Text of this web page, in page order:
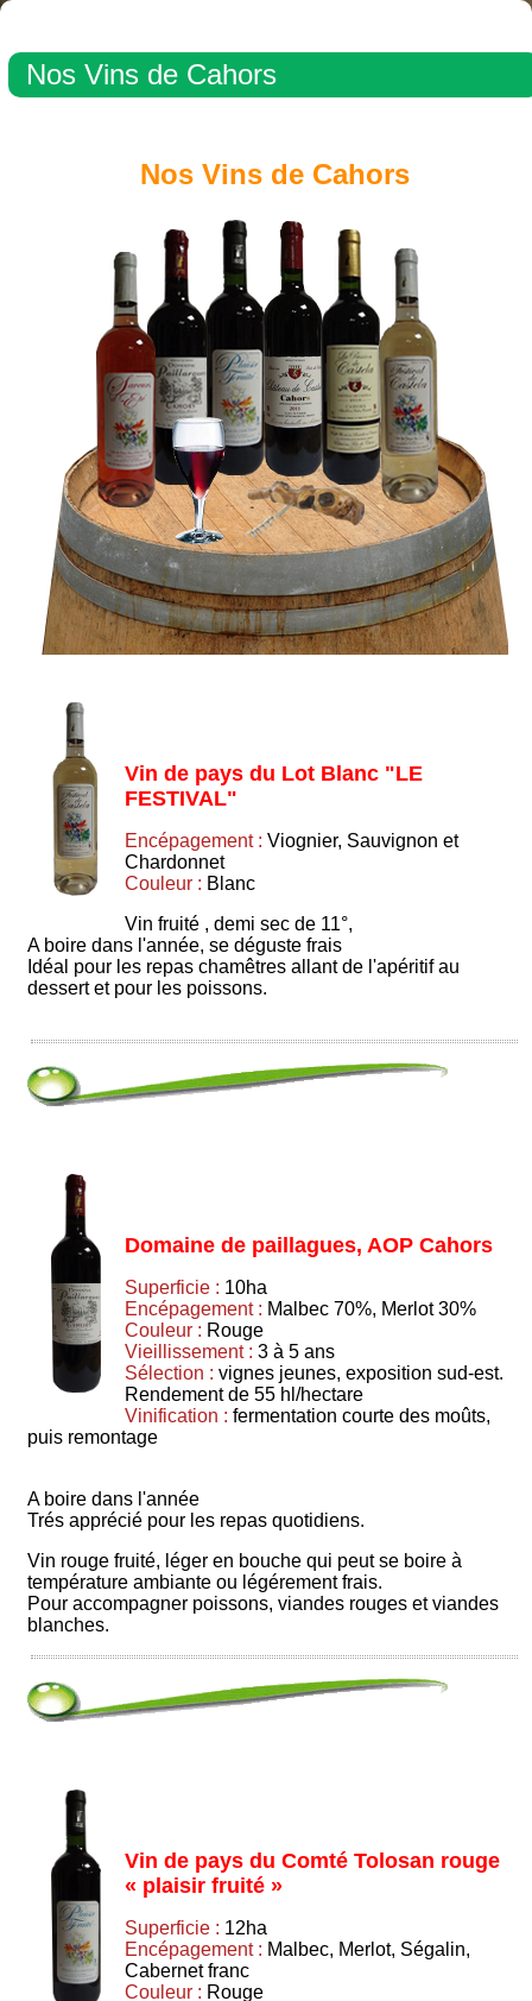
Nos Vins de Cahors
Nos Vins de Cahors
Vin de pays du Lot Blanc "LE
FESTIVAL"
Encépagement : Viognier, Sauvignon et
Chardonnet
Couleur : Blanc
Vin fruité , demi sec de 11°,
A boire dans l'année, se déguste frais
Idéal pour les repas chamêtres allant de l'apéritif au
dessert et pour les poissons.
Domaine de paillagues, AOP Cahors
Superficie : 10ha
Encépagement : Malbec 70%, Merlot 30%
Couleur : Rouge
Vieillissement : 3 à 5 ans
Sélection : vignes jeunes, exposition sud-est.
Rendement de 55 hl/hectare
Vinification : fermentation courte des moûts,
puis remontage
A boire dans l'année
Trés apprécié pour les repas quotidiens.
Vin rouge fruité, léger en bouche qui peut se boire à
température ambiante ou légérement frais.
Pour accompagner poissons, viandes rouges et viandes
blanches.
Vin de pays du Comté Tolosan rouge
« plaisir fruité »
Superficie : 12ha
Encépagement : Malbec, Merlot, Ségalin,
Cabernet franc
Couleur : Rouge